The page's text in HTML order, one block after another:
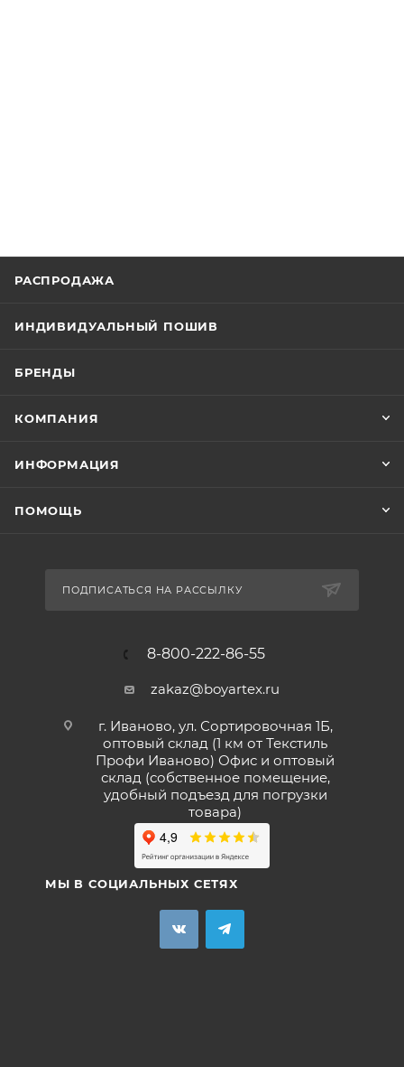
РАСПРОДАЖА
ИНДИВИДУАЛЬНЫЙ ПОШИВ
БРЕНДЫ
КОМПАНИЯ
ИНФОРМАЦИЯ
ПОМОЩЬ
ПОДПИСАТЬСЯ НА РАССЫЛКУ
8-800-222-86-55
zakaz@boyartex.ru
г. Иваново, ул. Сортировочная 1Б,
оптовый склад (1 км от Текстиль
Профи Иваново) Офис и оптовый
склад (собственное помещение,
удобный подъезд для погрузки
товара)
МЫ В СОЦИАЛЬНЫХ СЕТЯХ